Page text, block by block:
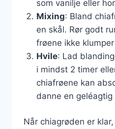
som vanilje eller
Mixing: Bland
en skål. Rør godt
frøene ikke
Hvile: Lad
i mindst 2 timer
chiafrøene kan
danne en
Når chiagrøden er